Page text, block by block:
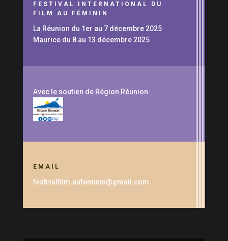
FESTIVAL INTERNATIONAL DU
FILM AU FÉMININ
La Réunion du 1er au 7 décembre 2025
Maurice du 8 au 13 décembre 2025
Avec le soutien de Région Réunion
EMAIL
festivalfilm.aufeminin@gmail.com